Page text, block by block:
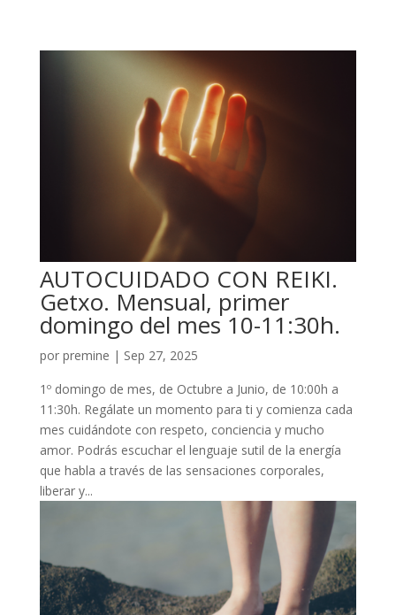
AUTOCUIDADO CON REIKI.
Getxo. Mensual, primer
domingo del mes 10-11:30h.
por premine | Sep 27, 2025
1º domingo de mes, de Octubre a Junio, de 10:00h a
11:30h. Regálate un momento para ti y comienza cada
mes cuidándote con respeto, conciencia y mucho
amor. Podrás escuchar el lenguaje sutil de la energía
que habla a través de las sensaciones corporales,
liberar y...